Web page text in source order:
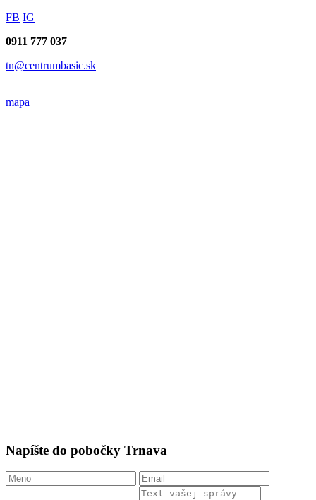
FB IG
0911 777 037
tn@centrumbasic.sk
mapa
Napíšte do pobočky Trnava